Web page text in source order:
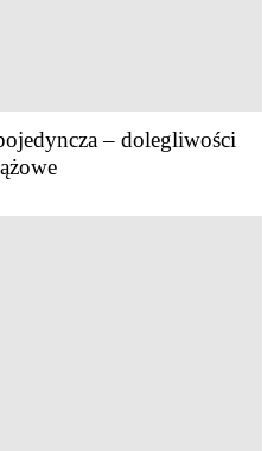
– dolegliwości